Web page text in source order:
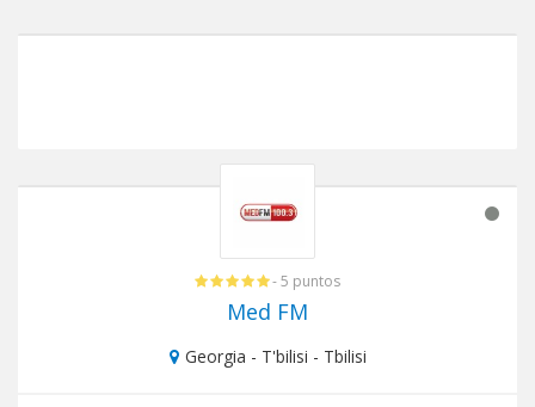
- 5 puntos
Med FM
Georgia - T'bilisi - Tbilisi